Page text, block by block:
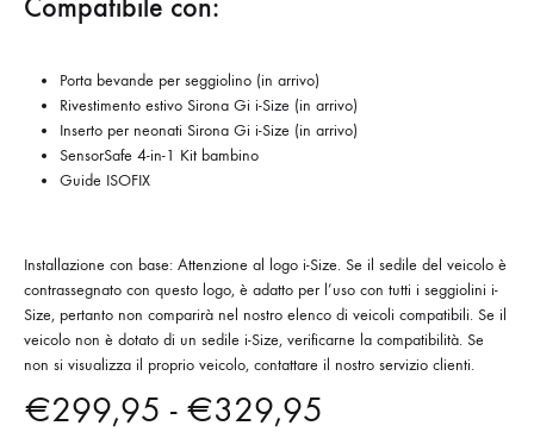
Compatibile con:
Porta bevande per seggiolino (in arrivo)
Rivestimento estivo Sirona Gi i-Size (in arrivo)
Inserto per neonati Sirona Gi i-Size (in arrivo)
SensorSafe 4-in-1 Kit bambino
Guide ISOFIX
Installazione con base: Attenzione al logo i-Size. Se il sedile del veicolo è
contrassegnato con questo logo, è adatto per l’uso con tutti i seggiolini i-
Size, pertanto non comparirà nel nostro elenco di veicoli compatibili. Se il
veicolo non è dotato di un sedile i-Size, verificarne la compatibilità. Se
non si visualizza il proprio veicolo, contattare il nostro servizio clienti.
€299,95 - €329,95